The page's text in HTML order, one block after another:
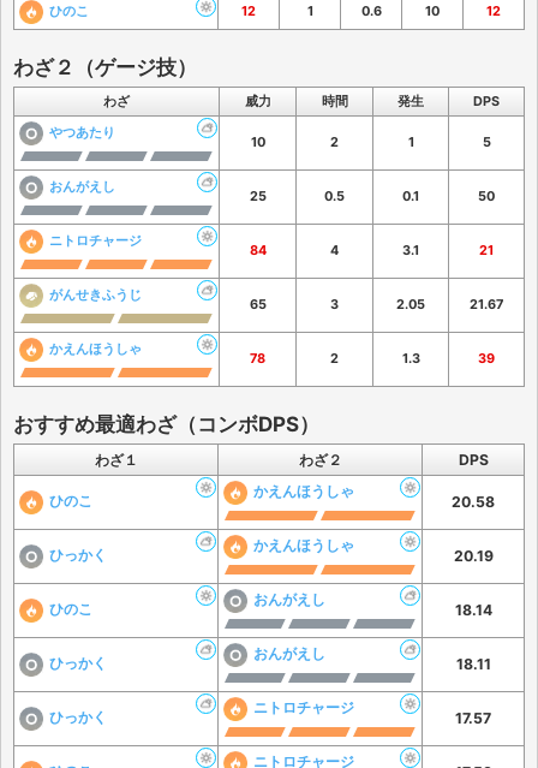
ひのこ 12 1 0.6 10 12
わざ２（ゲージ技）
わざ 威力 時間 発生
DPS
やつあたり
10 2 1 5
おんがえし
25 0.5 0.1 50
ニトロチャージ
84 4 3.1 21
がんせきふうじ
65 3 2.05 21.67
かえんほうしゃ
78 2 1.3 39
おすすめ最適わざ（コンボDPS）
わざ１ わざ２ DPS
ひのこ
かえんほうしゃ
20.58
ひっかく
かえんほうしゃ
20.19
ひのこ
おんがえし
18.14
ひっかく
おんがえし
18.11
ひっかく
ニトロチャージ
17.57
ニトロチャージ